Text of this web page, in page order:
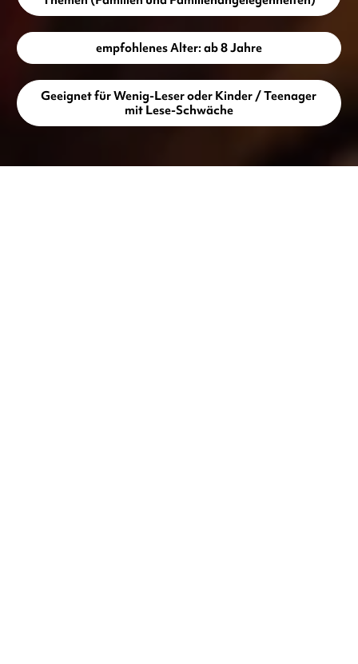
empfohlenes Alter: ab 8 Jahre
Geeignet für Wenig-Leser oder Kinder / Teenager
mit Lese-Schwäche